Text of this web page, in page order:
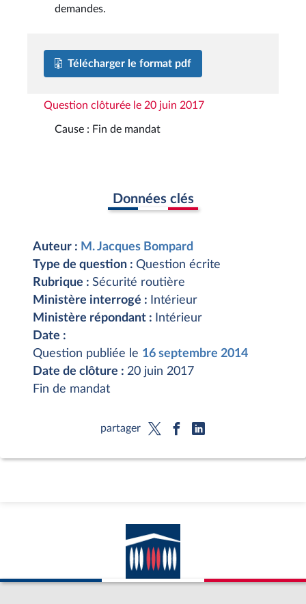
demandes.
Télécharger le format pdf
Question clôturée le 20 juin 2017
Cause : Fin de mandat
Données clés
Auteur : M. Jacques Bompard
Type de question : Question écrite
Rubrique : Sécurité routière
Ministère interrogé :
Intérieur
Ministère répondant :
Intérieur
Date :
Question publiée le 16 septembre 2014
Date de clôture : 20 juin 2017
Fin de mandat
partager